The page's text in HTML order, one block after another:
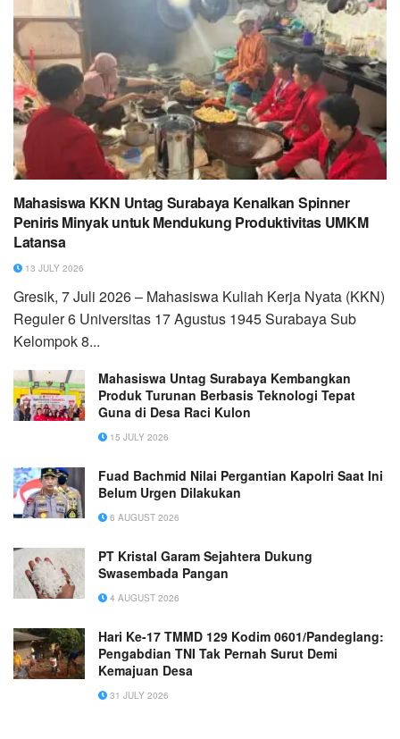
Mahasiswa KKN Untag Surabaya Kenalkan Spinner
Peniris Minyak untuk Mendukung Produktivitas UMKM
Latansa
13 JULY 2026
Gresik, 7 Juli 2026 – Mahasiswa Kuliah Kerja Nyata (KKN)
Reguler 6 Universitas 17 Agustus 1945 Surabaya Sub
Kelompok 8...
Mahasiswa Untag Surabaya Kembangkan
Produk Turunan Berbasis Teknologi Tepat
Guna di Desa Raci Kulon
15 JULY 2026
Fuad Bachmid Nilai Pergantian Kapolri Saat Ini
Belum Urgen Dilakukan
6 AUGUST 2026
PT Kristal Garam Sejahtera Dukung
Swasembada Pangan
4 AUGUST 2026
Hari Ke-17 TMMD 129 Kodim 0601/Pandeglang:
Pengabdian TNI Tak Pernah Surut Demi
Kemajuan Desa
31 JULY 2026